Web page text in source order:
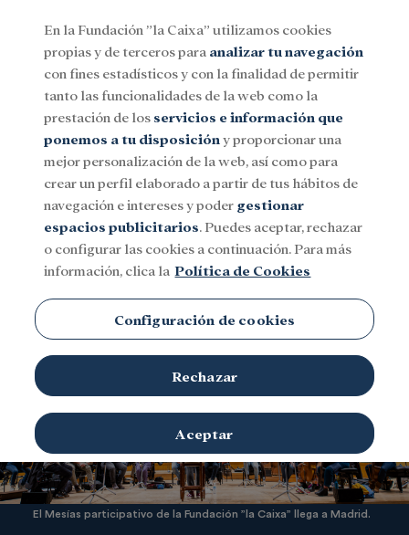
Menu
SocialInvestigación y becasCultura
El Mesías participativo de la Fundación ”la Caixa” llega a Madrid.
En la Fundación ”la Caixa” utilizamos cookies
propias y de terceros para analizar tu navegación
con fines estadísticos y con la finalidad de permitir
tanto las funcionalidades de la web como la
prestación de los servicios e información que
ponemos a tu disposición y proporcionar una
mejor personalización de la web, así como para
crear un perfil elaborado a partir de tus hábitos de
navegación e intereses y poder gestionar
espacios publicitarios. Puedes aceptar, rechazar
o configurar las cookies a continuación. Para más
información, clica la Política de Cookies
Configuración de cookies
Rechazar
Aceptar